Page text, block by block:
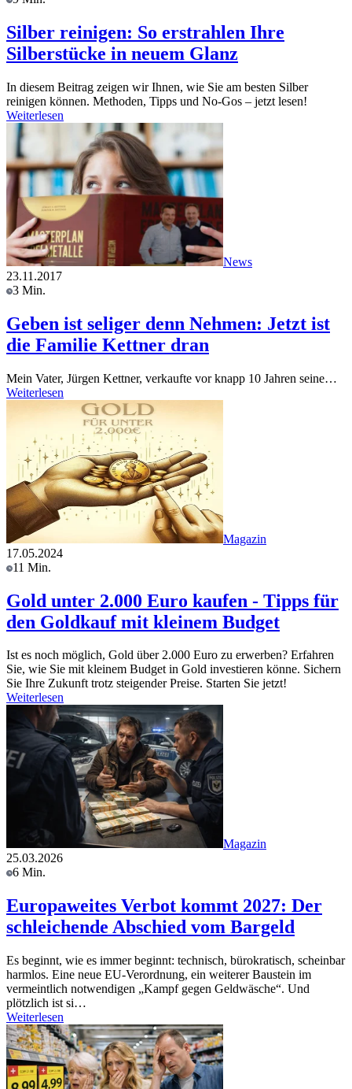
Silber reinigen: So erstrahlen Ihre
Silberstücke in neuem Glanz
In diesem Beitrag zeigen wir Ihnen, wie Sie am besten Silber
reinigen können. Methoden, Tipps und No-Gos – jetzt lesen!
Weiterlesen
News
23.11.2017
3 Min.
Geben ist seliger denn Nehmen: Jetzt ist
die Familie Kettner dran
Mein Vater, Jürgen Kettner, verkaufte vor knapp 10 Jahren seine…
Weiterlesen
Magazin
17.05.2024
11 Min.
Gold unter 2.000 Euro kaufen - Tipps für
den Goldkauf mit kleinem Budget
Ist es noch möglich, Gold über 2.000 Euro zu erwerben? Erfahren
Sie, wie Sie mit kleinem Budget in Gold investieren könne. Sichern
Sie Ihre Zukunft trotz steigender Preise. Starten Sie jetzt!
Weiterlesen
Magazin
25.03.2026
6 Min.
Europaweites Verbot kommt 2027: Der
schleichende Abschied vom Bargeld
Es beginnt, wie es immer beginnt: technisch, bürokratisch, scheinbar
harmlos. Eine neue EU-Verordnung, ein weiterer Baustein im
vermeintlich notwendigen „Kampf gegen Geldwäsche“. Und
plötzlich ist si…
Weiterlesen